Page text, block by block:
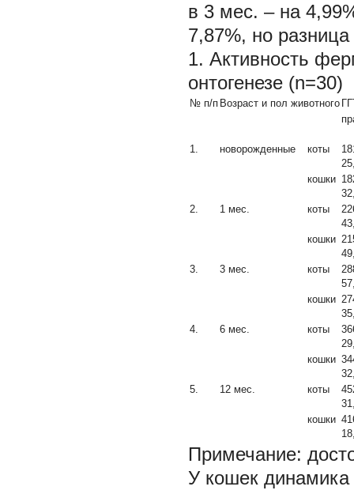
в 3 мес. – на
7,87%, но
1. Активность
онтогенезе (n=30)
№ п/п Возраст и пол животного
1. новорожденные коты
кошки
2.
1 мес. коты
кошки
3.
3 мес. коты
кошки
4.
6 мес. коты
кошки
5.
12 мес. коты
кошки
Примечание:
У кошек динамика